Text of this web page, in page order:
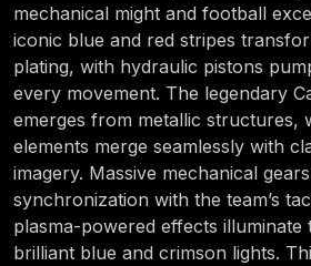
mechanical might and football
iconic blue and red stripes
plating, with hydraulic pistons
every movement. The legendary
emerges from metallic structures,
elements merge seamlessly with
imagery. Massive mechanical
synchronization with the team’s
plasma-powered effects illuminate
brilliant blue and crimson lights.